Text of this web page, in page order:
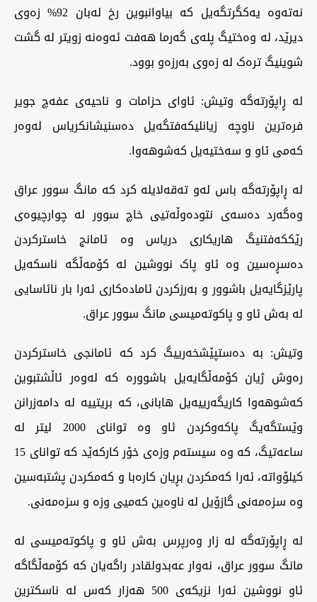
نەتەوە یەکگرتگەیل کە بیاوانبوین رخ لەبان 92% زەوی
دیرێد، لە وەختیگ پلەی گەرما هەفت ئەوەنە زویتر لە گشت
شوینیگ ترەک لە زەوی بەرزەو بوود.
لە ڕاپۆرتەگە وتیش: ئاوای حزامات و ناحیەی عفەچ جویر
فرەترین ناوچە زیانلیکەفتگەیل دەسنیشانکریاس لەوەر
کەمی ئاو و سەختیەیل کەشوهەوا.
لە ڕاپۆرتەگە باس لەو تەقەلایلە کرد کە مانگ سوور عراق
وەگەرد دەسەی نتودەوڵەتیی خاچ سوور لە چوارچیوەی
رێککەفتنیگ هاریکاری دریاس وە ئامانج خاسترکردن
دەسڕەسین وە ئاو پاک نووشین لە کۆمەڵگە ناسکەیل
پارێزگایەیل باشوور و بەرزکردن ئامادەکاری ئەرا بار نائاسایی
لە بەش ئاو و پاکوتەمیسی مانگ سوور عراق.
وتیش: بە دەستپێشخەرییگ کرد کە ئامانجی خاسترکردن
رەوش ژیان کۆمەڵگایەیل باشوورە کە لەوەر ئاڵشتبوین
کەشوهەوا کاریگەرییەیل هابانی، کە بریتییە لە دامەزرانن
وێستگەیگ پاکەوکردن ئاو وە توانای 2000 لیتر لە
ساعەتیگ، کە وە سیستەم وزەی خۆر کارکەێد کە توانای 15
کیلۆواتە، ئەرا کەمکردن بڕیان کارەبا و کەمکردن پشتبەسین
وە سزەمەنی گازۆیل لە ناوەین کەمیی وزە و سزەمەنی.
لە ڕاپۆرتەگە لە زار وەرپرس بەش ئاو و پاکوتەمیسی لە
مانگ سوور عراق، نەوار عەبدولقادر راگەیان کە کۆمەڵگاگە
ئاو نووشین ئەرا نزیکەی 500 هەزار کەس لە ناسکترین